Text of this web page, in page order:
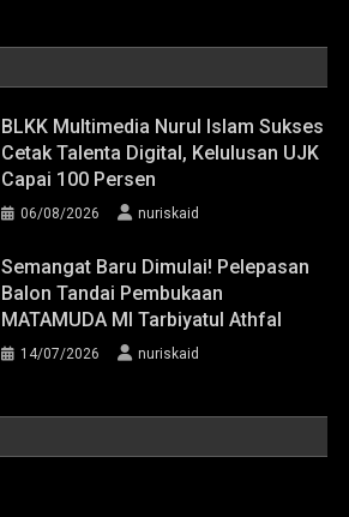
BLKK Multimedia Nurul Islam Sukses
Cetak Talenta Digital, Kelulusan UJK
Capai 100 Persen
06/08/2026 nuriskaid
Semangat Baru Dimulai! Pelepasan
Balon Tandai Pembukaan
MATAMUDA MI Tarbiyatul Athfal
14/07/2026 nuriskaid